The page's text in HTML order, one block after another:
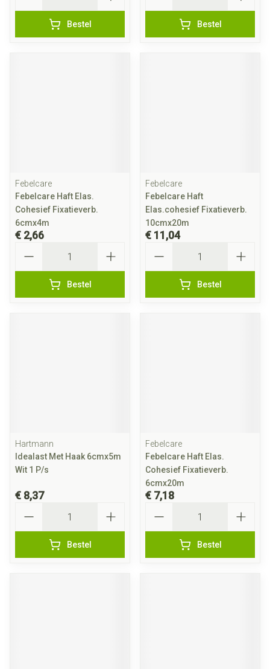
Bestel Bestel
Febelcare
Febelcare Haft Elas.
Cohesief Fixatieverb.
6cmx4m
€ 2,66
Bestel
Febelcare
Febelcare Haft
Elas.cohesief Fixatieverb.
10cmx20m
€ 11,04
Bestel
Hartmann
Idealast Met Haak 6cmx5m
Wit 1 P/s
€ 8,37
Bestel
Febelcare
Febelcare Haft Elas.
Cohesief Fixatieverb.
6cmx20m
€ 7,18
Bestel